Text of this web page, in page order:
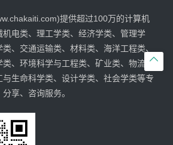

提供超过100万的计算机
电类、理工学类、经济学类、管理学
、交通运输类、材料类、海洋工程类、
、环境科学与工程类、矿业类、物流管
生命科学类、设计学类、社会学类等专
享、咨询服务。